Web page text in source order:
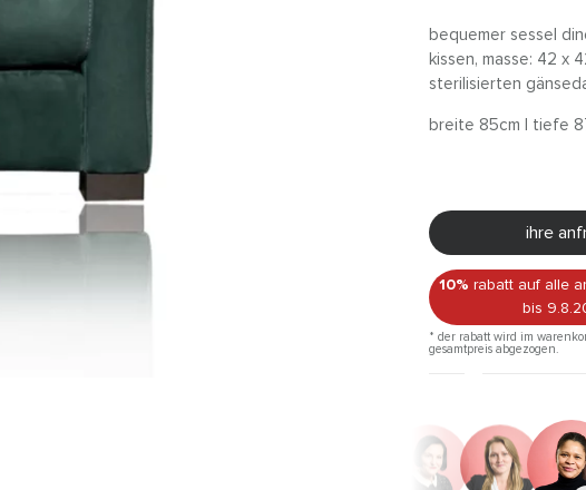
bequemer sessel
kissen, masse: 42 x
sterilisierten
breite 85cm | tiefe
ihre
10% rabatt auf alle
bis
* der rabatt wird im
gesamtpreis abgezogen.